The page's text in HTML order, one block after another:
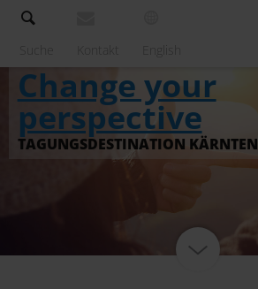
Locations
Regionen
Unterkünfte
Change your
perspective
TAGUNGSDESTINATION KÄRNTEN